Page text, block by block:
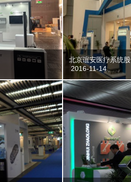
北京谊安医疗系统
2016-11-14